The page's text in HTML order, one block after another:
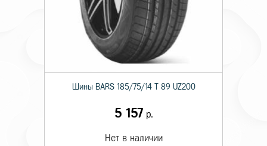
Шины BARS 185/75/14 T 89 UZ200
5 157 р.
Нет в наличии